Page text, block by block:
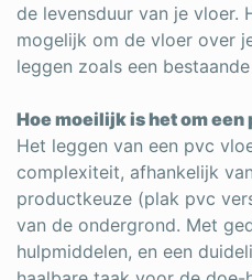
de levensduur van je vloer.
mogelijk om de vloer over
leggen zoals een
Hoe moeilijk is het om
Het leggen van een pvc
complexiteit, afhankelijk
productkeuze (plak pvc
van de ondergrond. Met
hulpmiddelen, en een